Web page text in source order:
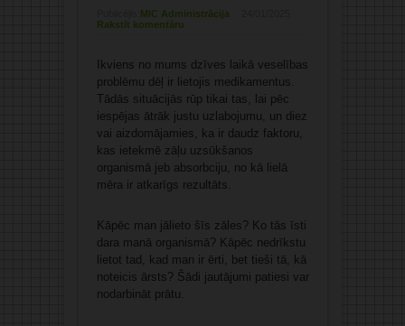
MIC Administrācija
Rakstīt komentāru
Ikviens no mums dzīves laikā veselības
problēmu dēļ ir lietojis medikamentus.
Tādās situācijās rūp tikai tas, lai pēc
iespējas ātrāk justu uzlabojumu, un diez
vai aizdomājamies, ka ir daudz faktoru,
kas ietekmē zāļu uzsūkšanos
organismā jeb absorbciju, no kā lielā
mēra ir atkarīgs rezultāts.
Kāpēc man jālieto šīs zāles? Ko tās īsti
dara manā organismā? Kāpēc nedrīkstu
lietot tad, kad man ir ērti, bet tieši tā, kā
noteicis ārsts? Šādi jautājumi patiesi var
nodarbināt prātu.